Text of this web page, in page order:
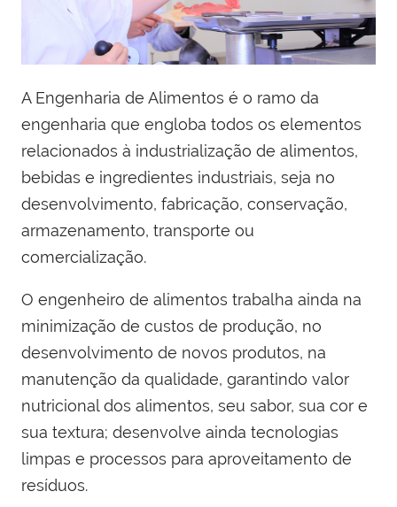
A Engenharia de Alimentos é o ramo da
engenharia que engloba todos os elementos
relacionados à industrialização de alimentos,
bebidas e ingredientes industriais, seja no
desenvolvimento, fabricação, conservação,
armazenamento, transporte ou
comercialização.
O engenheiro de alimentos trabalha ainda na
minimização de custos de produção, no
desenvolvimento de novos produtos, na
manutenção da qualidade, garantindo valor
nutricional dos alimentos, seu sabor, sua cor e
sua textura; desenvolve ainda tecnologias
limpas e processos para aproveitamento de
resíduos.